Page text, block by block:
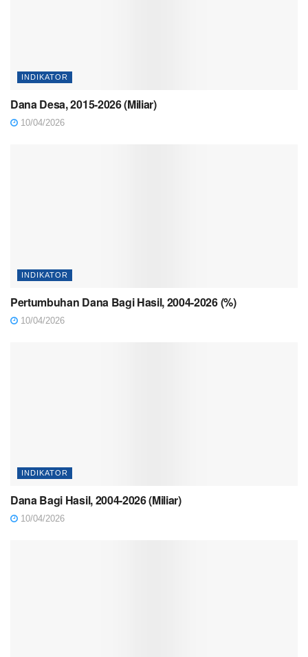
INDIKATOR
Dana Desa, 2015-2026 (Miliar)
10/04/2026
INDIKATOR
Pertumbuhan Dana Bagi Hasil, 2004-2026 (%)
10/04/2026
INDIKATOR
Dana Bagi Hasil, 2004-2026 (Miliar)
10/04/2026